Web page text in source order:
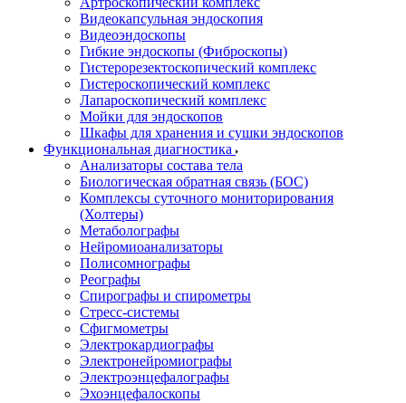
Видеокапсульная эндоскопия
Видеоэндоскопы
Гибкие эндоскопы (Фиброcкопы)
Гистерорезектоскопический комплекс
Гистероскопический комплекс
Лапароскопический комплекс
Мойки для эндоскопов
Шкафы для хранения и сушки эндоскопов
Функциональная диагностика
Анализаторы состава тела
Биологическая обратная связь (БОС)
Комплексы суточного мониторирования
(Холтеры)
Метаболографы
Нейромиоанализаторы
Полисомнографы
Реографы
Спирографы и спирометры
Стресс-системы
Сфигмометры
Электрокардиографы
Электронейромиографы
Электроэнцефалографы
Эхоэнцефалоскопы